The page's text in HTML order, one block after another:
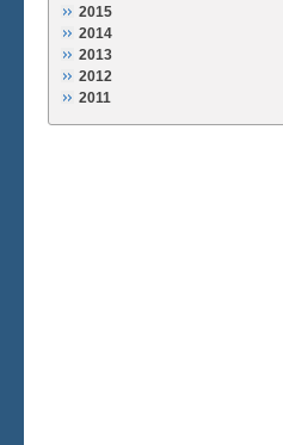
2015
2014
2013
2012
2011